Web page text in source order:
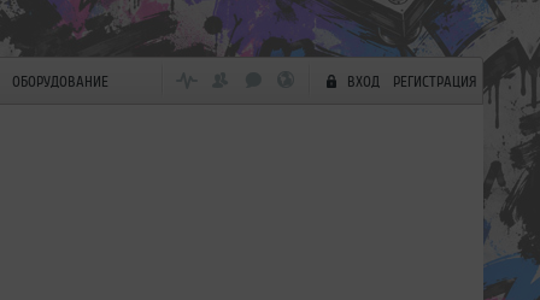
ОБОРУДОВАНИЕ ВХОД РЕГИСТРАЦИЯ